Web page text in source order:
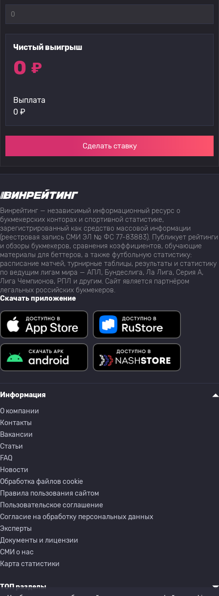
Чистый выигрыш
0 ₽
Выплата
0 ₽
Сделать ставку
Винрейтинг — независимый информационный ресурс о
букмекерских конторах и спортивной статистике,
зарегистрированный как средство массовой информации
(реестровая запись СМИ ЭЛ № ФС 77-83883). Публикует рейтинги
и обзоры букмекеров, сравнения коэффициентов, обучающие
материалы для беттеров, а также футбольную статистику:
расписание матчей, турнирные таблицы, результаты и статистику
по ведущим лигам мира — АПЛ, Бундеслига, Ла Лига, Серия А,
Лига Чемпионов, РПЛ и другим. Сайт является партнёром
легальных российских букмекеров.
Скачать приложение
Информация
О компании
Контакты
Вакансии
Статьи
FAQ
Новости
Обработка файлов cookie
Правила пользования сайтом
Пользовательское соглашение
Согласие на обработку персональных данных
Эксперты
Документы и лицензии
СМИ о нас
Карта статистики
ТОП разделы